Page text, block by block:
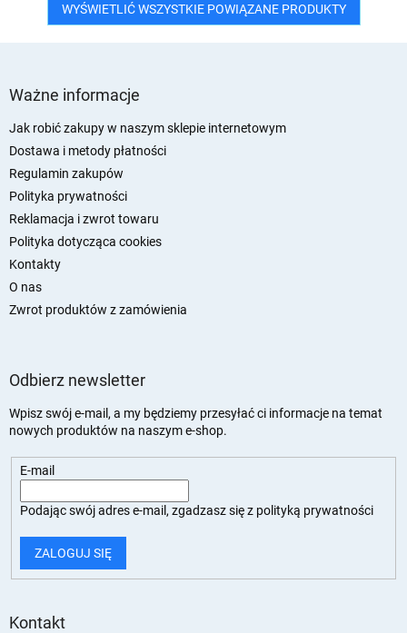
WYŚWIETLIĆ WSZYSTKIE POWIĄZANE PRODUKTY
Ważne informacje
Jak robić zakupy w naszym sklepie internetowym
Dostawa i metody płatności
Regulamin zakupów
Polityka prywatności
Reklamacja i zwrot towaru
Polityka dotycząca cookies
Kontakty
O nas
Zwrot produktów z zamówienia
Odbierz newsletter
Wpisz swój e-mail, a my będziemy przesyłać ci informacje na temat
nowych produktów na naszym e-shop.
E-mail
Podając swój adres e-mail, zgadzasz się z polityką prywatności
ZALOGUJ SIĘ
Kontakt